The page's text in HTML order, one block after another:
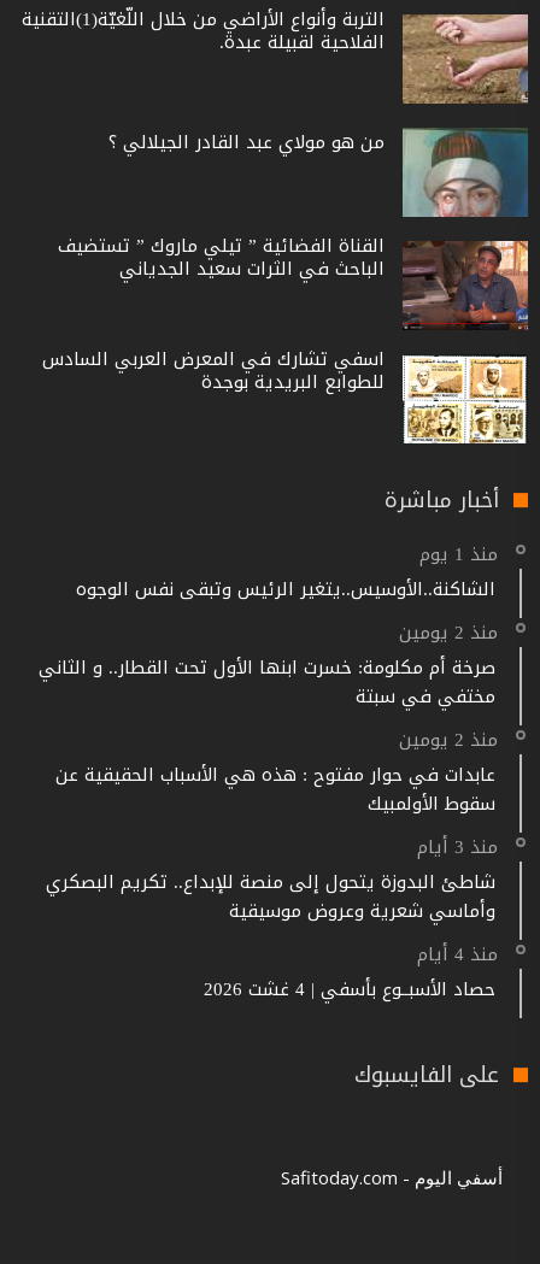
التربة وأنواع الأراضي من خلال اللّغيّة(1)التقنية
الفلاحية لقبيلة عبدة.
من هو مولاي عبد القادر الجيلالي ؟
القناة الفضائية ” تيلي ماروك ” تستضيف
الباحث في الثرات سعيد الجدياني
اسفي تشارك في المعرض العربي السادس
للطوابع البريدية بوجدة
أخبار مباشرة
منذ 1 يوم
الشاكنة..الأوسيس..يتغير الرئيس وتبقى نفس الوجوه
منذ 2 يومين
صرخة أم مكلومة: خسرت ابنها الأول تحت القطار.. و الثاني
مختفي في سبتة
منذ 2 يومين
عابدات في حوار مفتوح : هذه هي الأسباب الحقيقية عن
سقوط الأولمبيك
منذ 3 أيام
شاطئ البدوزة يتحول إلى منصة للإبداع.. تكريم البصكري
وأماسي شعرية وعروض موسيقية
منذ 4 أيام
حصاد الأسبــوع بأسفي | 4 غشت 2026
على الفايسبوك
‎أسفي اليوم - Safitoday.com‎